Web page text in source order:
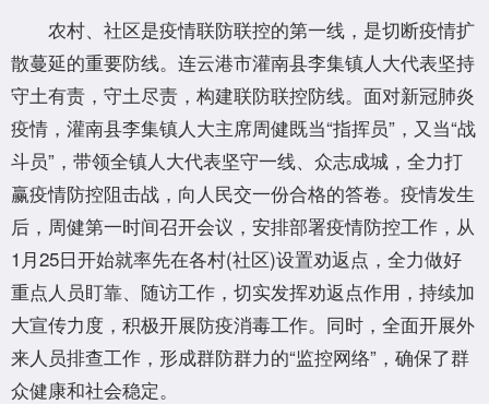
农村、社区是疫情联防联控的第一线，是切断疫情扩
散蔓延的重要防线。连云港市灌南县李集镇人大代表坚持
守土有责，守土尽责，构建联防联控防线。面对新冠肺炎
疫情，灌南县李集镇人大主席周健既当“指挥员”，又当“战
斗员”，带领全镇人大代表坚守一线、众志成城，全力打
赢疫情防控阻击战，向人民交一份合格的答卷。疫情发生
后，周健第一时间召开会议，安排部署疫情防控工作，从
1月25日开始就率先在各村(社区)设置劝返点，全力做好
重点人员盯靠、随访工作，切实发挥劝返点作用，持续加
大宣传力度，积极开展防疫消毒工作。同时，全面开展外
来人员排查工作，形成群防群力的“监控网络”，确保了群
众健康和社会稳定。